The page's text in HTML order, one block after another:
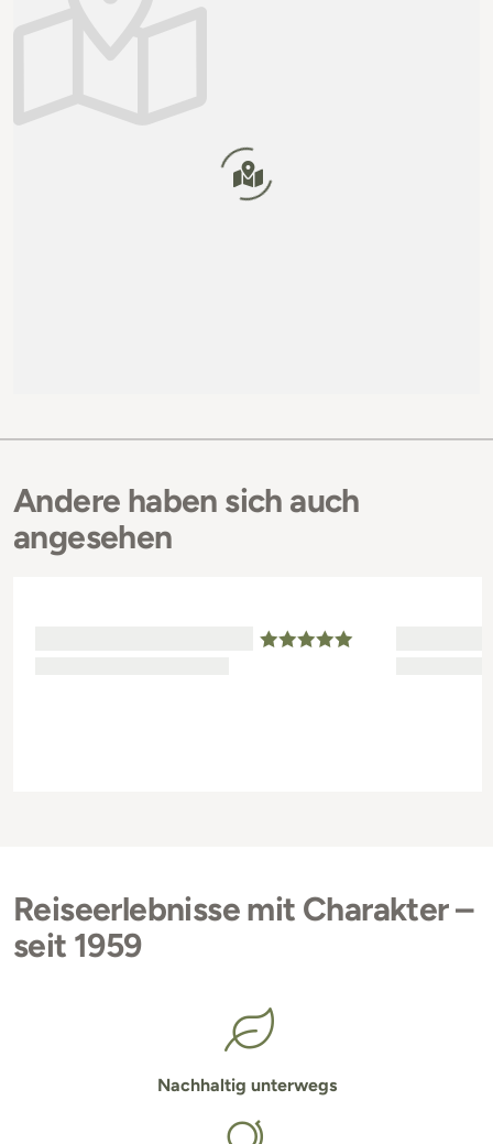
Andere haben sich auch
angesehen
Reiseerlebnisse mit Charakter –
seit 1959
Nachhaltig unterwegs